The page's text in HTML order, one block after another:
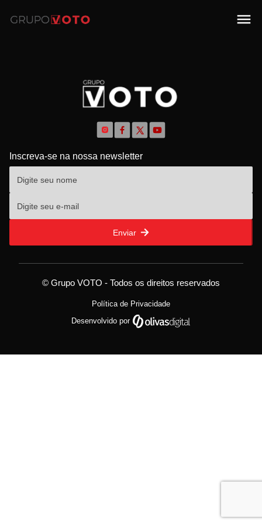
Inscreva-se na nossa newsletter
Enviar
© Grupo VOTO - Todos os direitos reservados
Política de Privacidade
Desenvolvido por